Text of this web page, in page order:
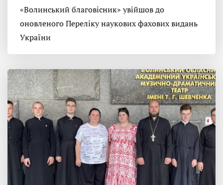
«Волинський благовісник» увійшов до
оновленого Переліку наукових фахових видань
України